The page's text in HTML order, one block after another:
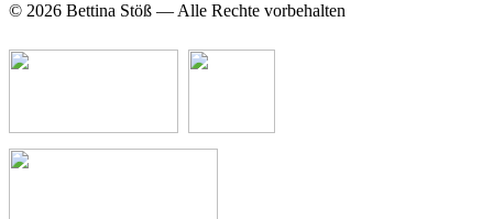
© 2026 Bettina Stöß — Alle Rechte vorbehalten